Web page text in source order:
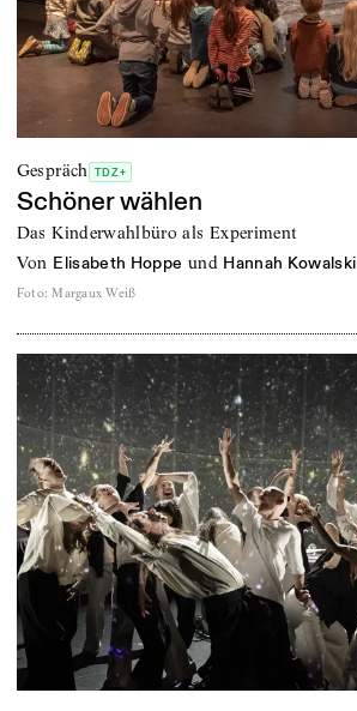
Gespräch TDZ+
Schöner wählen
Das Kinderwahlbüro als Experiment
von Elisabeth Hoppe und Hannah Kowalski
Foto: Margaux Weiß